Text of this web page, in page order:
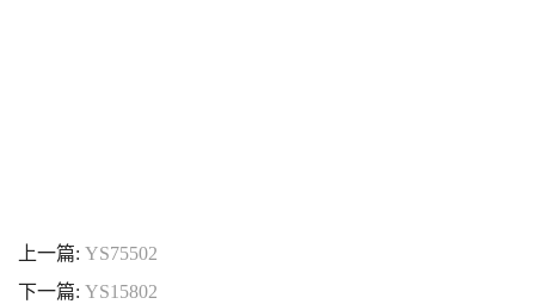
上一篇: YS75502
下一篇: YS15802